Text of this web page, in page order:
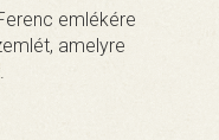
emlékére
amelyre